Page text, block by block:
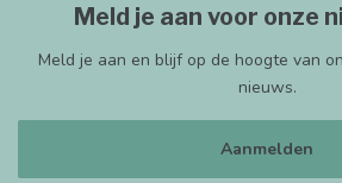
Meld je aan voor onze
Meld je aan en blijf op de hoogte van
nieuws.
Aanmelden